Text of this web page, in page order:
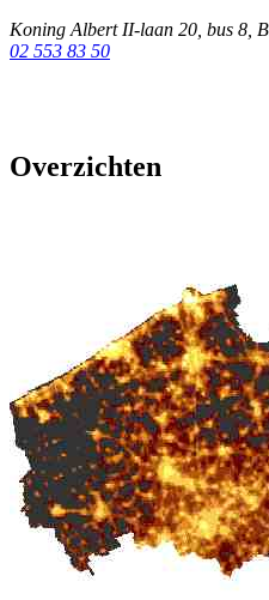
Koning Albert II-laan 20, bus 8
02 553 83 50
Overzichten